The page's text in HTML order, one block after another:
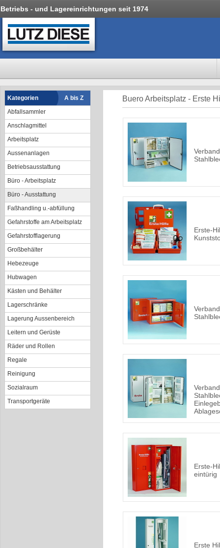
Betriebs - und Lagereinrichtungen seit 1974
Kategorien
A bis Z
Abfallsammler
Anschlagmittel
Arbeitsplatz
Aussenanlagen
Betriebsausstattung
Büro - Arbeitsplatz
Büro - Ausstattung
Faßhandling u.-abfüllung
Gefahrstoffe am Arbeitsplatz
Gefahrstofflagerung
Großbehälter
Hebezeuge
Hubwagen
Kästen und Behälter
Lagerschränke
Lagerung Aussenbereich
Leitern und Gerüste
Räder und Rollen
Regale
Reinigung
Sozialraum
Transportgeräte
Buero Arbeitsplatz - Erste
Erste-
Erste-
eintürig
Erste